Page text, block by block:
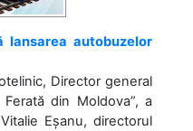
lansarea autobuzelor
Director general
din Moldova”, a
Eșanu, directorul